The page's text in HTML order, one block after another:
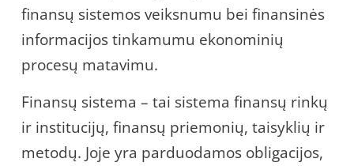
finansų sistemos veiksnumu bei finansinės
informacijos tinkamumu ekonominių
procesų matavimu.
Finansų sistema – tai sistema finansų rinkų
ir institucijų, finansų priemonių, taisyklių ir
metodų. Joje yra parduodamos obligacijos,